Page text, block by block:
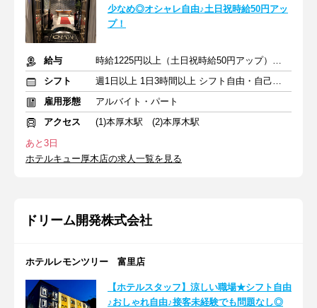
少なめ◎オシャレ自由♪土日祝時給50円アッ
プ！
給与
時給1225円以上（土日祝時給50円アップ） +交通費支給
シフト
週1日以上 1日3時間以上 シフト自由・自己申告
雇用形態
アルバイト・パート
アクセス
(1)本厚木駅 (2)本厚木駅
あと3日
ホテルキュー厚木店の求人一覧を見る
ドリーム開発株式会社
ホテルレモンツリー 富里店
【ホテルスタッフ】涼しい職場★シフト自由
♪おしゃれ自由♪接客未経験でも問題なし◎